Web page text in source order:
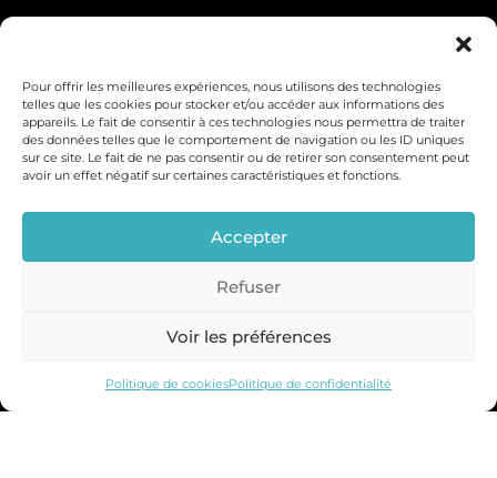
Pour offrir les meilleures expériences, nous utilisons des technologies
telles que les cookies pour stocker et/ou accéder aux informations des
appareils. Le fait de consentir à ces technologies nous permettra de traiter
des données telles que le comportement de navigation ou les ID uniques
sur ce site. Le fait de ne pas consentir ou de retirer son consentement peut
avoir un effet négatif sur certaines caractéristiques et fonctions.
Accepter
Refuser
Voir les préférences
Politique de cookiesPolitique de confidentialité
École misolré
Devenez adhérent
CONTACT
hello@missionsoleilreunion.com
SUIVEZ-NOUS